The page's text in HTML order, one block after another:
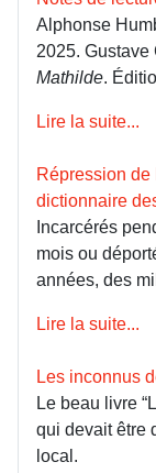
Alphonse
2025. Gustave
Mathilde.
Lire la suite...
Répression
dictionnaire
Incarcérés
mois ou
années, des
Lire la suite...
Les inconnus
Le beau livre
qui devait être
local.